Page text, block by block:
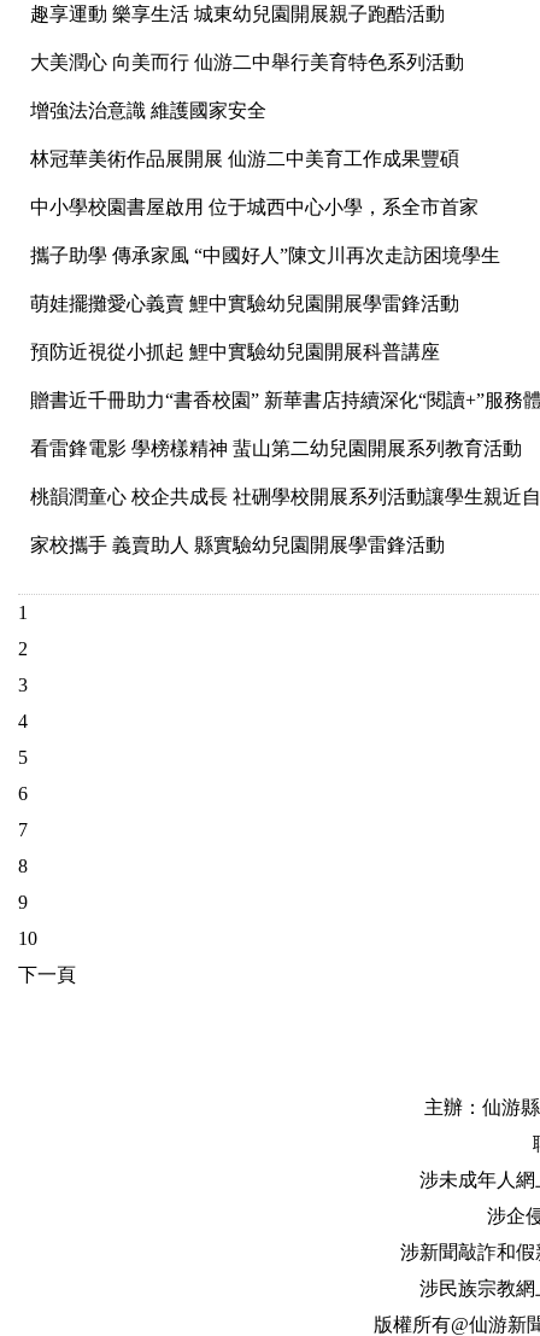
趣享運動 樂享生活 城東幼兒園開展親子跑酷活動
大美潤心 向美而行 仙游二中舉行美育特色系列活動
增強法治意識 維護國家安全
林冠華美術作品展開展 仙游二中美育工作成果豐碩
中小學校園書屋啟用 位于城西中心小學，系全市首家
攜子助學 傳承家風 “中國好人”陳文川再次走訪困境學生
萌娃擺攤愛心義賣 鯉中實驗幼兒園開展學雷鋒活動
預防近視從小抓起 鯉中實驗幼兒園開展科普講座
贈書近千冊助力“書香校園” 新華書店持續深化“閱讀+”服務
看雷鋒電影 學榜樣精神 蜚山第二幼兒園開展系列教育活動
桃韻潤童心 校企共成長 社硎學校開展系列活動讓學生親近
家校攜手 義賣助人 縣實驗幼兒園開展學雷鋒活動
1
2
3
4
5
6
7
8
9
10
下一頁
主辦：仙游
涉未成年人網
涉企
涉新聞敲詐和假
涉民族宗教網
版權所有@仙游新